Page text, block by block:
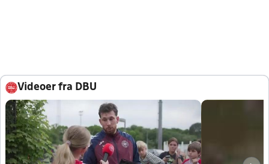
Videoer fra DBU